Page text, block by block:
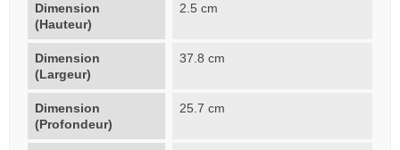
Dimension
(Hauteur)
2.5 cm
Dimension
(Largeur)
37.8 cm
Dimension
(Profondeur)
25.7 cm